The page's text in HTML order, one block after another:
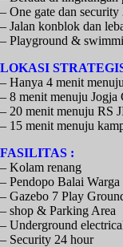
– One gate dan security
– Jalan konblok dan
– Playground &
LOKASI
– Hanya 4 menit
– 8 menit menuju
– 20 menit menuju RS
– 15 menit menuju
FASILITAS :
– Kolam renang
– Pendopo Balai Warga
– Gazebo 7 Play
– shop & Parking Area
– Underground
– Security 24 hour